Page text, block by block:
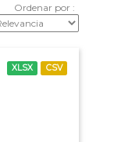
Ordenar por
XLSX CSV